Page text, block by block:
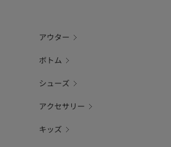
アウター
ボトム
シューズ
アクセサリー
キッズ